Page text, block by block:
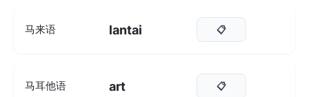
马来语 lantai 📋
马耳他语 art 📋